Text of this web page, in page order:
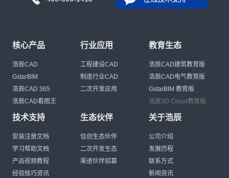
核心产品
浩辰CAD
GstarBIM
浩辰CAD 365
浩辰CAD看图王
行业应用
工程建设CAD
制造行业CAD
二次开发应用
教育生态
浩辰CAD建筑教育版
浩辰CAD电气教育版
GstarBIM 教育版
浩辰3D Cloud教育版
技术支持
安装注册文档
学习帮助文档
产品视频教程
经验技巧资讯
生态伙伴
信创生态伙伴
二次开发生态
渠道伙伴招募
关于浩辰
公司介绍
发展历程
联系方式
新闻资讯